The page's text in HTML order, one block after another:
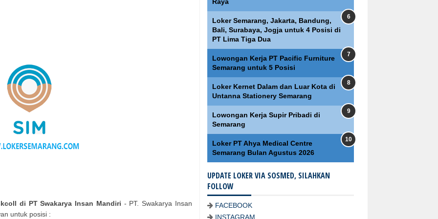
di PT Swakarya Insan Mandiri - PT. Swakarya Insan
untuk posisi :
Raya
Loker Semarang, Jakarta, Bandung,
Bali, Surabaya, Jogja untuk 4 Posisi di
PT Lima Tiga Dua
Lowongan Kerja PT Pacific Furniture
Semarang untuk 5 Posisi
Loker Kernet Dalam dan Luar Kota di
Untanna Stationery Semarang
Lowongan Kerja Supir Pribadi di
Semarang
Loker PT Ahya Medical Centre
Semarang Bulan Agustus 2026
UPDATE LOKER VIA SOSMED, SILAHKAN
FOLLOW
FACEBOOK
INSTAGRAM